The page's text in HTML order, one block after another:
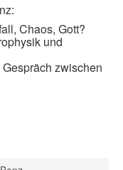
Chaos, Gott?
und
zwischen